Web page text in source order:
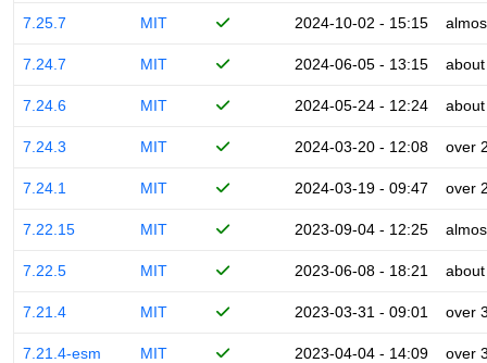
7.25.7 MIT 2024-10-02 - 15:15
7.24.7 MIT 2024-06-05 - 13:15
7.24.6 MIT 2024-05-24 - 12:24
7.24.3 MIT 2024-03-20 - 12:08 over
7.24.1 MIT 2024-03-19 - 09:47 over
7.22.15 MIT 2023-09-04 - 12:25
7.22.5 MIT 2023-06-08 - 18:21
7.21.4 MIT 2023-03-31 - 09:01 over
7.21.4-esm MIT 2023-04-04 - 14:09 over